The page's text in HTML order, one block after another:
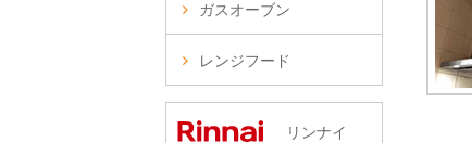
ガスオーブン
レンジフード
リンナイ